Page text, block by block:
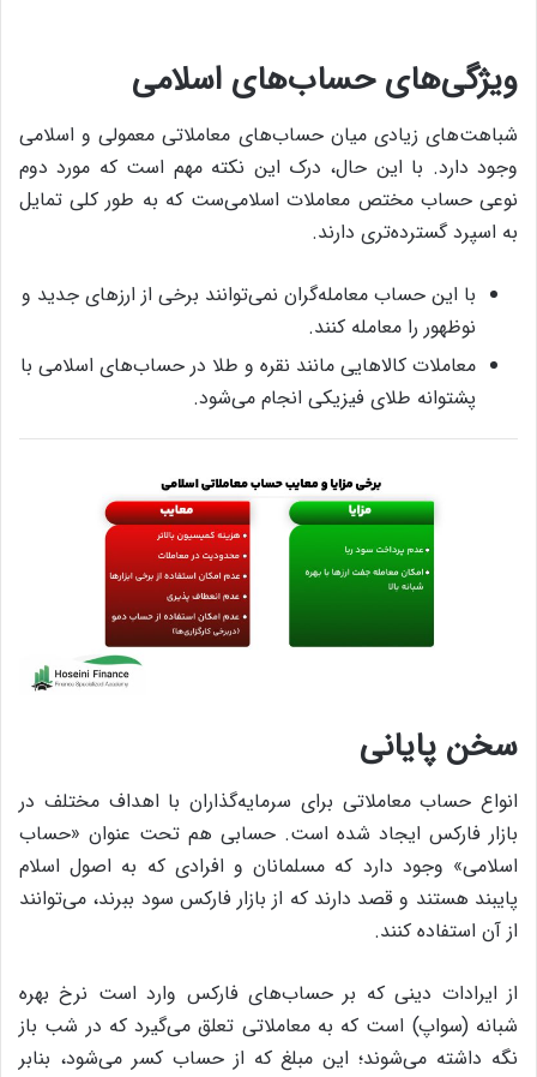
ویژگی‌های حساب‌های اسلامی
شباهت‌های زیادی میان حساب‌های معاملاتی معمولی و اسلامی
وجود دارد. با این حال، درک این نکته مهم است که مورد دوم
نوعی حساب مختص معاملات اسلامی‌ست که به طور کلی تمایل
به اسپرد گسترده‌تری دارند.
با این حساب معامله‌گران نمی‌توانند برخی از ارزهای جدید و
نوظهور را معامله کنند.
معاملات کالاهایی مانند نقره و طلا در حساب‌های اسلامی با
پشتوانه طلای فیزیکی انجام می‌شود.
سخن پایانی
انواع حساب معاملاتی برای سرمایه‌گذاران با اهداف مختلف در
بازار فارکس ایجاد شده است. حسابی هم تحت عنوان «حساب
اسلامی» وجود دارد که مسلمانان و افرادی که به اصول اسلام
پایبند هستند و قصد دارند که از بازار فارکس سود ببرند، می‌توانند
از آن استفاده کنند.
از ایرادات دینی که بر حساب‌های فارکس وارد است نرخ بهره
شبانه (سواپ) است که به معاملاتی تعلق می‌گیرد که در شب باز
نگه داشته می‌شوند؛ این مبلغ که از حساب کسر می‌شود، بنابر